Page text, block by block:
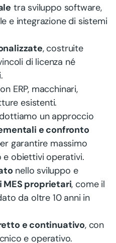
tra sviluppo software,
e integrazione di sistemi
, costruite
di licenza né
ERP, macchinari,
esistenti.
un approccio
e confronto
garantire massimo
e obiettivi operativi.
nello sviluppo e
MES proprietari, come il
da oltre 10 anni in
e continuativo, con
e operativo.